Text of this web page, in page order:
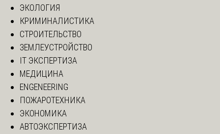
ЭКОЛОГИЯ
КРИМИНАЛИСТИКА
СТРОИТЕЛЬСТВО
ЗЕМЛЕУСТРОЙСТВО
IT ЭКСПЕРТИЗА
МЕДИЦИНА
ENGENEERING
ПОЖАРОТЕХНИКА
ЭКОНОМИКА
АВТОЭКСПЕРТИЗА